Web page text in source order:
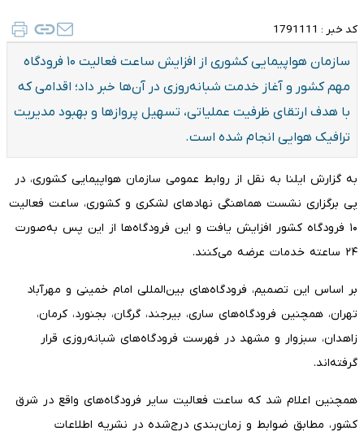
کد خبر : 1791111
سازمان هواپیمایی کشوری از افزایش ساعت فعالیت ۱۰ فرودگاه
مهم کشور و آغاز خدمت شبانه‌روزی در آن‌ها خبر داد؛ اقدامی که
با هدف ارتقای ظرفیت عملیاتی، تسهیل پروازها و بهبود مدیریت
ترافیک هوایی انجام شده است.
به گزارش ایلنا به نقل از روابط عمومی سازمان هواپیمایی کشوری، در
پی برگزاری نشست هماهنگی نهادهای لشکری و کشوری، ساعت فعالیت
۱۰ فرودگاه کشور افزایش یافت و این فرودگاه‌ها از این پس به‌صورت
۲۴ ساعته خدمات عرضه می‌کنند.
بر اساس این تصمیم، فرودگاه‌های بین‌المللی امام خمینی و مهرآباد
تهران، همچنین فرودگاه‌های ساری، بیرجند، گرگان، بجنورد، کرمان،
زاهدان، سبزوار و مشهد در فهرست فرودگاه‌های شبانه‌روزی قرار
گرفته‌اند.
همچنین اعلام شد که ساعت فعالیت سایر فرودگاه‌های واقع در شرق
کشور، مطابق ضوابط و زمان‌بندی درج‌شده در نشریه اطلاعات